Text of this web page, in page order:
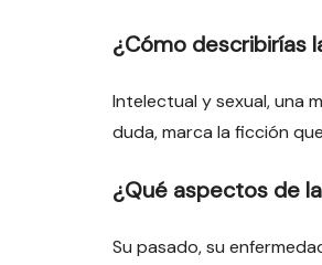
¿Cómo describirías
Intelectual y sexual, una
duda, marca la ficción
¿Qué aspectos de
Su pasado, su